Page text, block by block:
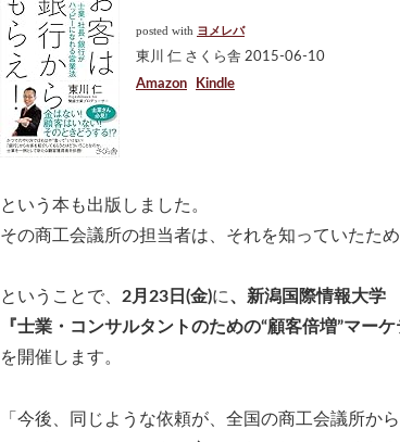
posted with ヨメレバ
東川 仁 さくら舎 2015-06-10
Amazon
Kindle
という本も出版しました。
その商工会議所の担当者は、それを知っていたた
ということで、 2月23日(金)に、新潟国際情報大学
『士業・コンサルタントのための“顧客倍増”マー
を開催します。
「今後、同じような依頼が、全国の商工会議所か